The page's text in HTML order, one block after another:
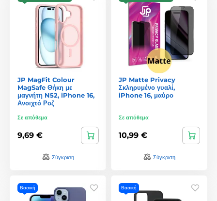
JP MagFit Colour
MagSafe Θήκη με
μαγνήτη N52, iPhone 16,
Ανοιχτό Ροζ
Σε απόθεμα
9,69 €
Σύγκριση
JP Matte Privacy
Σκληρυμένο γυαλί,
iPhone 16, μαύρο
Σε απόθεμα
10,99 €
Σύγκριση
Βασική Βασική